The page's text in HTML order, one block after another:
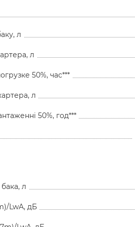
л
л
50%, час***
л
50%, год***
л
LwA, дБ